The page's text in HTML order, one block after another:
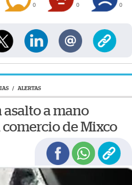
0 0 0
/ ALERTAS
asalto a mano
de Mixco